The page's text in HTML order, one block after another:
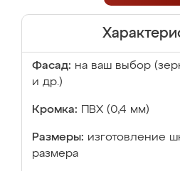
Фасад: на ваш выбор
и др.)
Кромка: ПВХ (0,4 мм)
Размеры: изготовление
размера